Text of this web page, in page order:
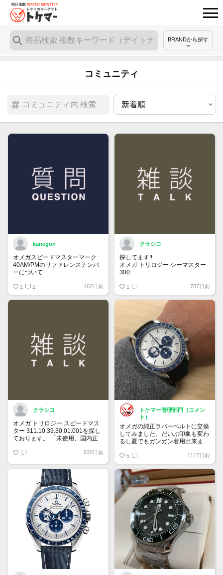
BRANDから探す
コミュニティ
kanegon
オメガスピードマスターマーク
40AM/PMのリファレンスナンバ
ーについて
保証書にはREF:35205300とある
のですが、裏蓋の内側を見ると
1 2 462日前
クラシコ
探してます‼️
オメガ トリロジー シーマスター
300
全て有り綺麗な個体をお持ちで
90万円前後で譲って頂ける方、
宜しくお願い致します。
1 787日前
クラシコ
オメガ トリロジー スピードマス
ター 311.10.39.30.01.001を探し
ております。 「未使用、国内正
り希望」 予算は120万円です。
830日前
トケマー管理部門（コメン
ト）
オメガの純正ラバーベルトに交換
してみました。だいぶ印象も変わ
るし夏でもガンガン着用出来ま
5 1117日前